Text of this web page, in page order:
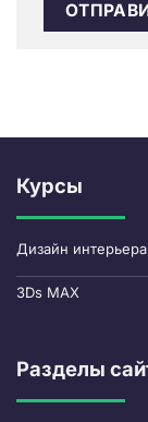
Курсы
Дизайн интерьера
3Ds MAX
Разделы